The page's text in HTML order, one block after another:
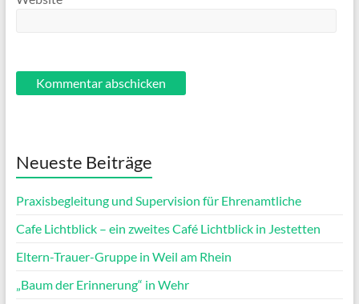
Neueste Beiträge
Praxisbegleitung und Supervision für Ehrenamtliche
Cafe Lichtblick – ein zweites Café Lichtblick in Jestetten
Eltern-Trauer-Gruppe in Weil am Rhein
„Baum der Erinnerung“ in Wehr